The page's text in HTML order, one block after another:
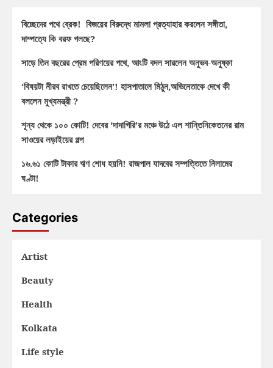
বিচ্ছেদের পথে ব্রেক! বিজয়ের বিরুদ্ধে মামলা প্রত্যাহার করলেন সঙ্গীতা,
দাম্পত্যে কি বরফ গলছে?
সাড়ে তিন বছরের প্রেম পরিণয়ের পথে, আংটি বদল সারলেন অনুভব-অনুষ্কা
‘বিষয়টা নীরব রাখতে চেয়েছিলেন’! হাসপাতালে মিঠুন,অভিনেতাকে দেখে কী
বললেন মুখ্যমন্ত্রী ?
শূন্য থেকে ১০০ কোটি! দেবের ‘দাদাগিরি’র মঞ্চে উঠে এল শান্তিনিকেতনের রাম
সাওয়ের লড়াইয়ের গল্প
১৬.৬১ কোটি টাকার ঋণ শোধ হয়নি! রাজপাল যাদবের সম্পত্তিতে নিলামের
ঘণ্টা!
Categories
Artist
Beauty
Health
Kolkata
Life style